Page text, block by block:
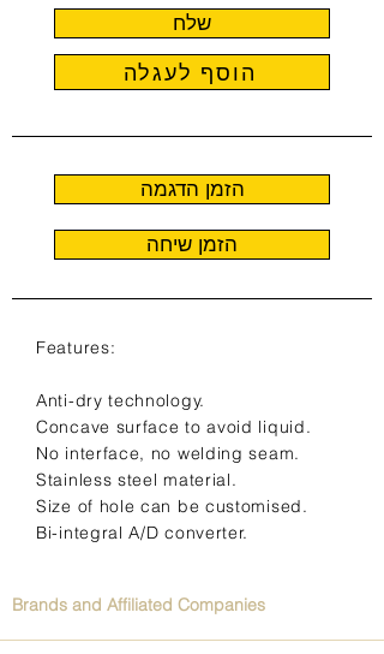
שלח
הוסף לעגלה
הזמן הדגמה
הזמן שיחה
Features:
Anti-dry technology.
Concave surface to avoid liquid.
No interface, no welding seam.
Stainless steel material.
Size of hole can be customised.
Bi-integral A/D converter.
Brands and Affiliated Companies